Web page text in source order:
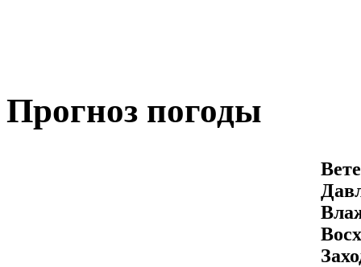
Прогноз погоды